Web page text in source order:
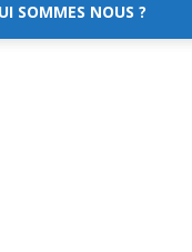
SOMMES NOUS ?